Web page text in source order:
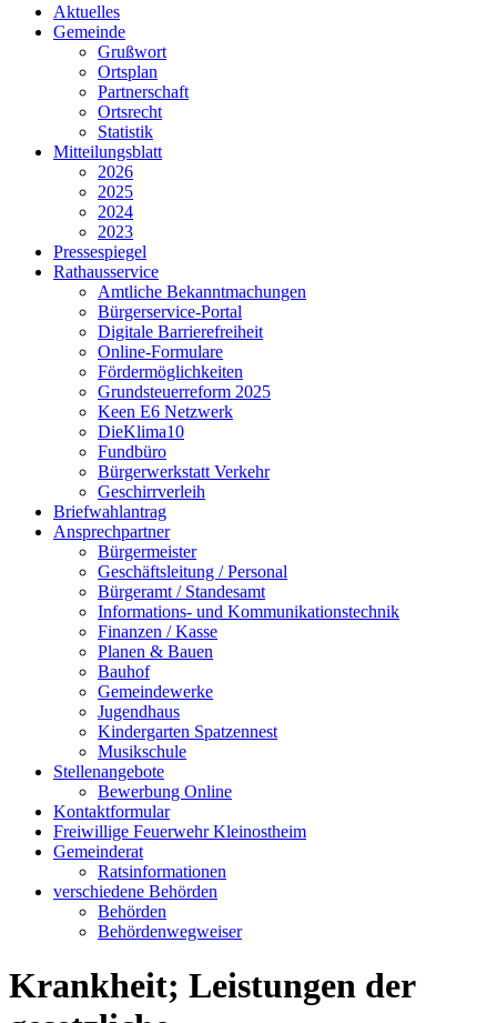
Aktuelles
Gemeinde
Grußwort
Ortsplan
Partnerschaft
Ortsrecht
Statistik
Mitteilungsblatt
2026
2025
2024
2023
Pressespiegel
Rathausservice
Amtliche Bekanntmachungen
Bürgerservice-Portal
Digitale Barrierefreiheit
Online-Formulare
Fördermöglichkeiten
Grundsteuerreform 2025
Keen E6 Netzwerk
DieKlima10
Fundbüro
Bürgerwerkstatt Verkehr
Geschirrverleih
Briefwahlantrag
Ansprechpartner
Bürgermeister
Geschäftsleitung / Personal
Bürgeramt / Standesamt
Informations- und Kommunikationstechnik
Finanzen / Kasse
Planen & Bauen
Bauhof
Gemeindewerke
Jugendhaus
Kindergarten Spatzennest
Musikschule
Stellenangebote
Bewerbung Online
Kontaktformular
Freiwillige Feuerwehr Kleinostheim
Gemeinderat
Ratsinformationen
verschiedene Behörden
Behörden
Behördenwegweiser
Krankheit; Leistungen der